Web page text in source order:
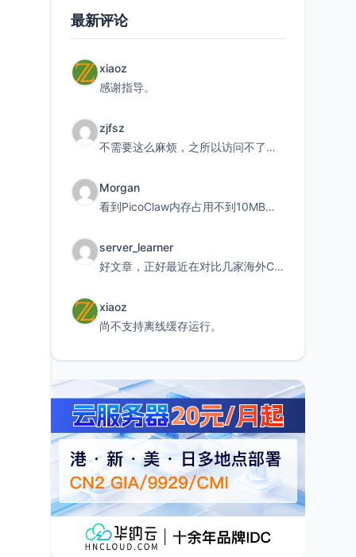
最新评论
xiaoz
感谢指导。
zjfsz
不需要这么麻烦，之所以访问不了，是由于非对称路由的问题，在爱快主路由添加一条静态路由192.168.
Morgan
看到PicoClaw内存占用不到10MB这个数据真的很惊喜，确实很适合我这种想用旧设备折腾AI的小白
server_learner
好文章，正好最近在对比几家海外CDN。文中提到CF免费版不支持自定义回源端口和HOST这个痛点太真实
xiaoz
尚不支持离线缓存运行。